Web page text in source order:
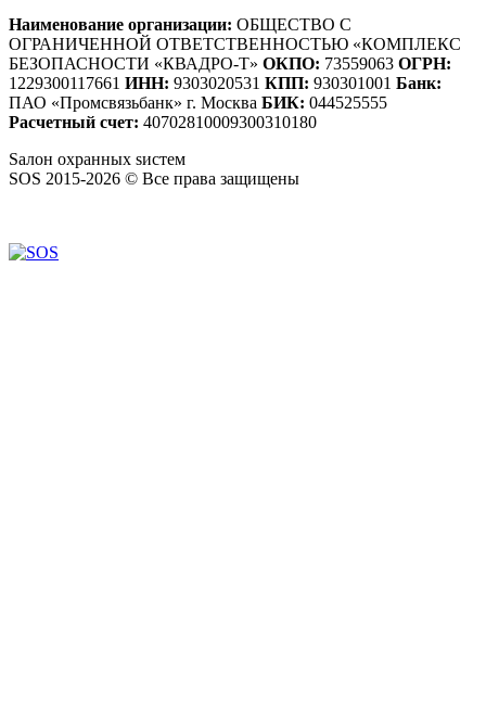
Наименование организации: ОБЩЕСТВО С
ОГРАНИЧЕННОЙ ОТВЕТСТВЕННОСТЬЮ «КОМПЛЕКС
БЕЗОПАСНОСТИ «КВАДРО-Т» ОКПО: 73559063 ОГРН:
1229300117661 ИНН: 9303020531 КПП: 930301001 Банк:
ПАО «Промсвязьбанк» г. Москва БИК: 044525555
Расчетный счет: 40702810009300310180
Sалон охранных sистем
SOS 2015-2026 © Все права защищены